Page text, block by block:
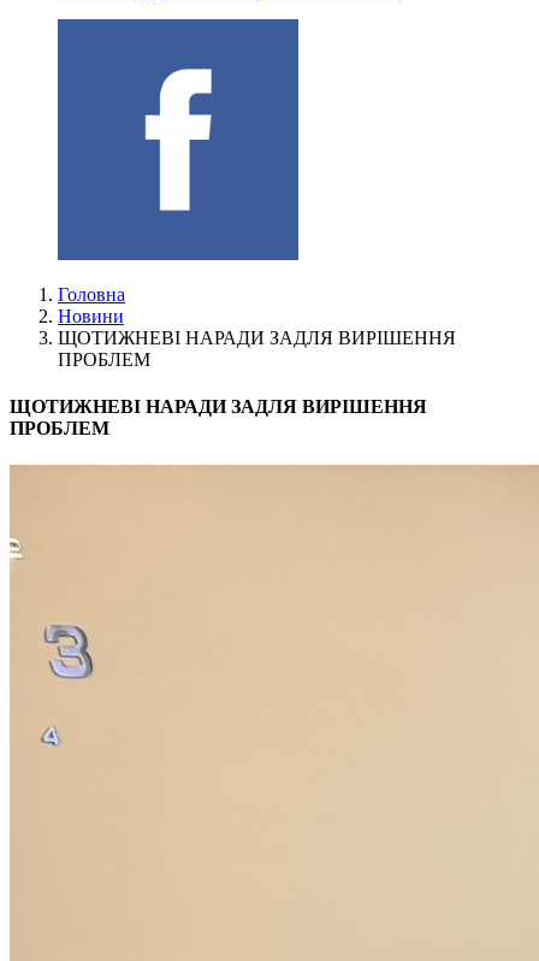
Головна
Новини
ЩОТИЖНЕВІ НАРАДИ ЗАДЛЯ ВИРІШЕННЯ
ПРОБЛЕМ
ЩОТИЖНЕВІ НАРАДИ ЗАДЛЯ ВИРІШЕННЯ
ПРОБЛЕМ